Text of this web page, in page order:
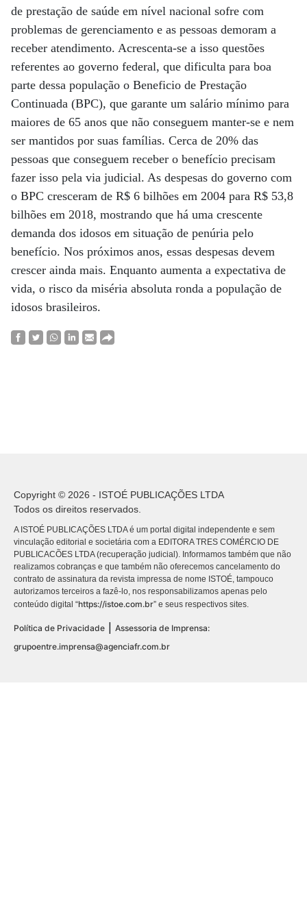
de prestação de saúde em nível nacional sofre com
problemas de gerenciamento e as pessoas demoram a
receber atendimento. Acrescenta-se a isso questões
referentes ao governo federal, que dificulta para boa
parte dessa população o Beneficio de Prestação
Continuada (BPC), que garante um salário mínimo para
maiores de 65 anos que não conseguem manter-se e nem
ser mantidos por suas famílias. Cerca de 20% das
pessoas que conseguem receber o benefício precisam
fazer isso pela via judicial. As despesas do governo com
o BPC cresceram de R$ 6 bilhões em 2004 para R$ 53,8
bilhões em 2018, mostrando que há uma crescente
demanda dos idosos em situação de penúria pelo
benefício. Nos próximos anos, essas despesas devem
crescer ainda mais. Enquanto aumenta a expectativa de
vida, o risco da miséria absoluta ronda a população de
idosos brasileiros.
Copyright © 2026 - ISTOÉ PUBLICAÇÕES LTDA
Todos os direitos reservados.
A ISTOÉ PUBLICAÇÕES LTDA é um portal digital independente e sem
vinculação editorial e societária com a EDITORA TRES COMÉRCIO DE
PUBLICACÕES LTDA (recuperação judicial). Informamos também que não
realizamos cobranças e que também não oferecemos cancelamento do
contrato de assinatura da revista impressa de nome ISTOÉ, tampouco
autorizamos terceiros a fazê-lo, nos responsabilizamos apenas pelo
conteúdo digital “https://istoe.com.br” e seus respectivos sites.
Política de Privacidade
Assessoria de Imprensa:
grupoentre.imprensa@agenciafr.com.br